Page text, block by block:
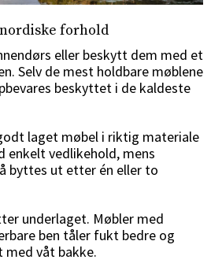
forhold
eller beskytt dem med et
Selv de mest holdbare møblene
beskyttet i de kaldeste
laget møbel i riktig materiale
enkelt vedlikehold, mens
byttes ut etter én eller to
underlaget. Møbler med
ben tåler fukt bedre og
våt bakke.